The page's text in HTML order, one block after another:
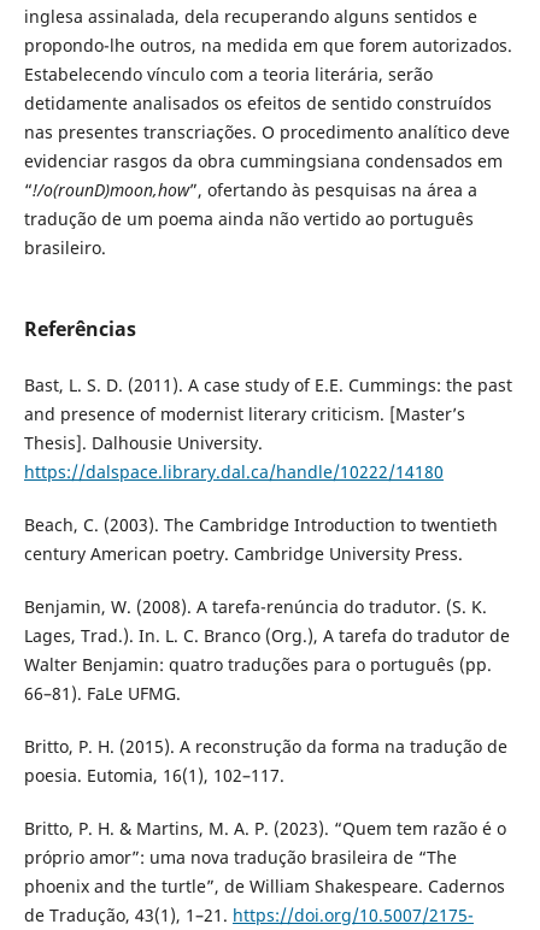
inglesa assinalada, dela recuperando alguns sentidos e
propondo-lhe outros, na medida em que forem autorizados.
Estabelecendo vínculo com a teoria literária, serão
detidamente analisados os efeitos de sentido construídos
nas presentes transcriações. O procedimento analítico deve
evidenciar rasgos da obra cummingsiana condensados em
“!/o(rounD)moon,how”, ofertando às pesquisas na área a
tradução de um poema ainda não vertido ao português
brasileiro.
Referências
Bast, L. S. D. (2011). A case study of E.E. Cummings: the past
and presence of modernist literary criticism. [Master’s
Thesis]. Dalhousie University.
https://dalspace.library.dal.ca/handle/10222/14180
Beach, C. (2003). The Cambridge Introduction to twentieth
century American poetry. Cambridge University Press.
Benjamin, W. (2008). A tarefa-renúncia do tradutor. (S. K.
Lages, Trad.). In. L. C. Branco (Org.), A tarefa do tradutor de
Walter Benjamin: quatro traduções para o português (pp.
66–81). FaLe UFMG.
Britto, P. H. (2015). A reconstrução da forma na tradução de
poesia. Eutomia, 16(1), 102–117.
Britto, P. H. & Martins, M. A. P. (2023). “Quem tem razão é o
próprio amor”: uma nova tradução brasileira de “The
phoenix and the turtle”, de William Shakespeare. Cadernos
de Tradução, 43(1), 1–21. https://doi.org/10.5007/2175-